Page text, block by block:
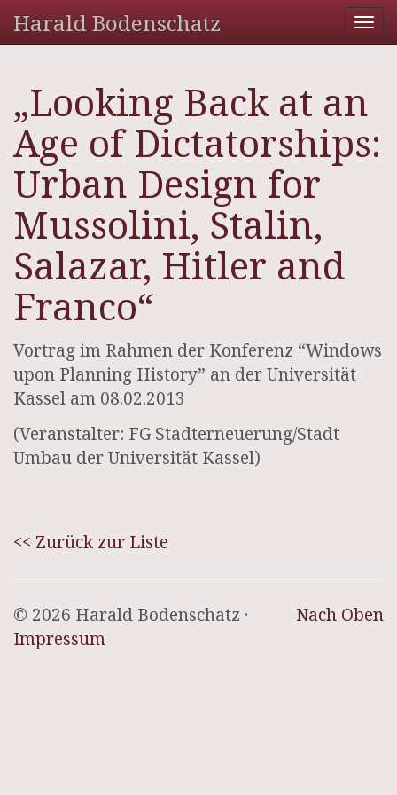
Harald Bodenschatz
„Looking Back at an
Age of Dictatorships:
Urban Design for
Mussolini, Stalin,
Salazar, Hitler and
Franco“
Vortrag im Rahmen der Konferenz “Windows
upon Planning History” an der Universität
Kassel am 08.02.2013
(Veranstalter: FG Stadterneuerung/Stadt
Umbau der Universität Kassel)
<< Zurück zur Liste
Nach Oben
© 2026 Harald Bodenschatz ·
Impressum